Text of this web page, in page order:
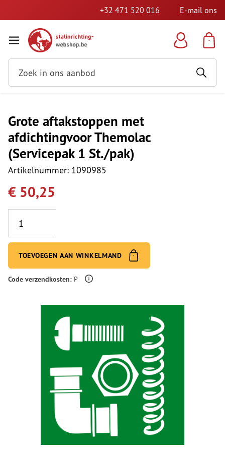
+32 471 520 016 E-mail ons
Grote aftakstoppen met
afdichtingvoor Themolac
(Servicepak 1 St./pak)
Artikelnummer: 1090985
€ 50,25
TOEVOEGEN AAN WINKELMAND
Code verzendkosten: P Meer informatie over verzendingskosten